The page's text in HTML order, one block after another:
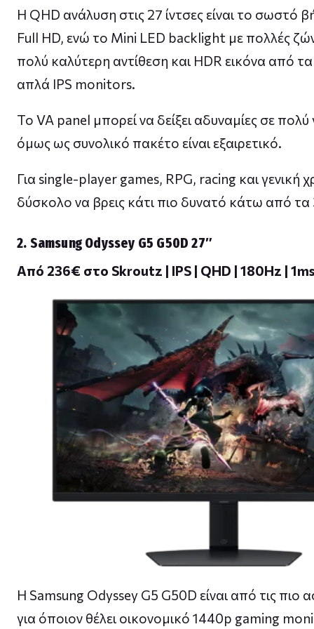
Η QHD ανάλυση στις 27 ίντσες είναι το
Full HD, ενώ το Mini LED backlight με πολλές
πολύ καλύτερη αντίθεση και HDR εικόνα από
απλά IPS monitors.
Το VA panel μπορεί να δείξει αδυναμίες σε
όμως ως συνολικό πακέτο είναι εξαιρετικό.
Για single-player games, RPG, racing και γενική
δύσκολο να βρεις κάτι πιο δυνατό κάτω από
2. Samsung Odyssey G5 G50D 27″
Από 236€ στο Skroutz | IPS | QHD | 180Hz | 1ms
Η Samsung Odyssey G5 G50D είναι από τις πιο
για όποιον θέλει οικονομικό 1440p gaming